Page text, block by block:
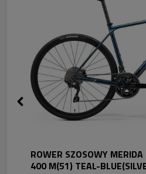
ROWER SZOSOWY
400 M(51) TEAL-